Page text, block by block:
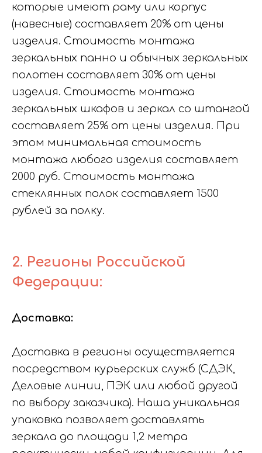
которые имеют раму или корпус
(навесные) составляет 20% от цены
изделия. Стоимость монтажа
зеркальных панно и обычных зеркальных
полотен составляет 30% от цены
изделия. Стоимость монтажа
зеркальных шкафов и зеркал со штангой
составляет 25% от цены изделия. При
этом минимальная стоимость
монтажа любого изделия составляет
2000 руб. Стоимость монтажа
стеклянных полок составляет 1500
рублей за полку.
2. Регионы Российской
Федерации:
Доставка:
Доставка в регионы осуществляется
посредством курьерских служб (СДЭК,
Деловые линии, ПЭК или любой другой
по выбору заказчика). Наша уникальная
упаковка позволяет доставлять
зеркала до площади 1,2 метра